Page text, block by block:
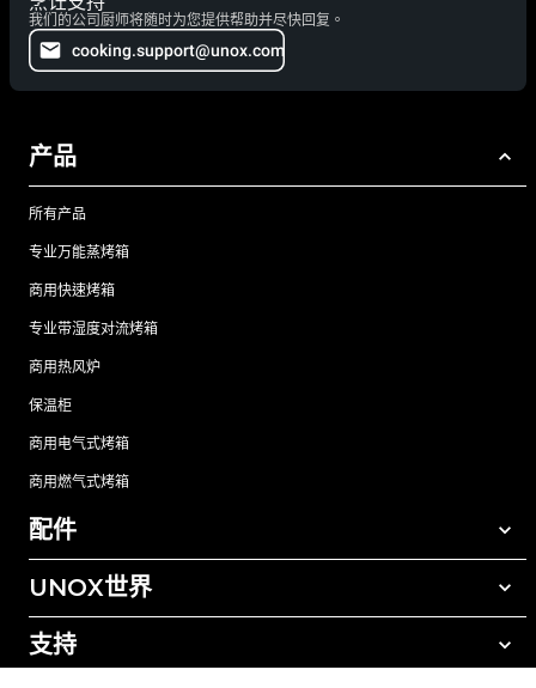
我们的公司厨师将随时为您提供帮助并尽快回复。
cooking.support@unox.com
产品
所有产品
专业万能蒸烤箱
商用快速烤箱
专业带湿度对流烤箱
商用热风炉
保温柜
商用电气式烤箱
商用燃气式烤箱
配件
所有配件
手动清洗清洁剂
UNOX世界
我们在全球的办事处
支持